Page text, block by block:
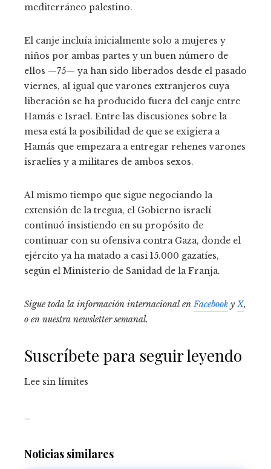
mediterráneo palestino.
El canje incluía inicialmente solo a mujeres y
niños por ambas partes y un buen número de
ellos —75— ya han sido liberados desde el pasado
viernes, al igual que varones extranjeros cuya
liberación se ha producido fuera del canje entre
Hamás e Israel. Entre las discusiones sobre la
mesa está la posibilidad de que se exigiera a
Hamás que empezara a entregar rehenes varones
israelíes y a militares de ambos sexos.
Al mismo tiempo que sigue negociando la
extensión de la tregua, el Gobierno israelí
continuó insistiendo en su propósito de
continuar con su ofensiva contra Gaza, donde el
ejército ya ha matado a casi 15.000 gazatíes,
según el Ministerio de Sanidad de la Franja.
Sigue toda la información internacional enFacebook yX,
o en nuestra newsletter semanal.
Suscríbete para seguir leyendo
Lee sin límites
Noticias similares